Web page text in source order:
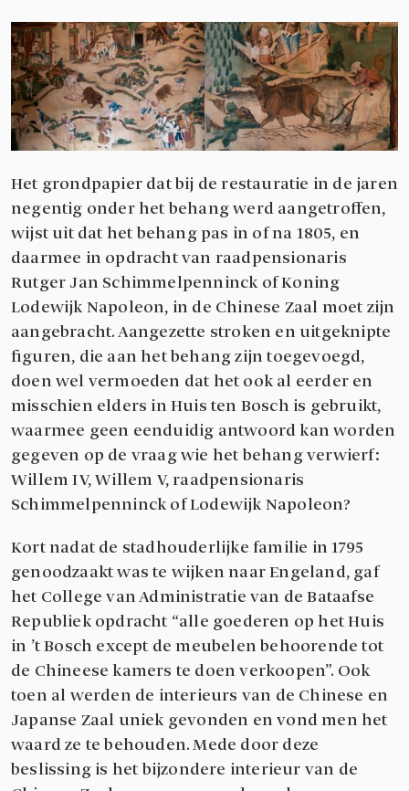
Het grondpapier dat bij de restauratie in de jaren
negentig onder het behang werd aangetroffen,
wijst uit dat het behang pas in of na 1805, en
daarmee in opdracht van raadpensionaris
Rutger Jan Schimmelpenninck of Koning
Lodewijk Napoleon, in de Chinese Zaal moet zijn
aangebracht. Aangezette stroken en uitgeknipte
figuren, die aan het behang zijn toegevoegd,
doen wel vermoeden dat het ook al eerder en
misschien elders in Huis ten Bosch is gebruikt,
waarmee geen eenduidig antwoord kan worden
gegeven op de vraag wie het behang verwierf:
Willem IV, Willem V, raadpensionaris
Schimmelpenninck of Lodewijk Napoleon?
Kort nadat de stadhouderlijke familie in 1795
genoodzaakt was te wijken naar Engeland, gaf
het College van Administratie van de Bataafse
Republiek opdracht “alle goederen op het Huis
in ’t Bosch except de meubelen behoorende tot
de Chineese kamers te doen verkoopen”. Ook
toen al werden de interieurs van de Chinese en
Japanse Zaal uniek gevonden en vond men het
waard ze te behouden. Mede door deze
beslissing is het bijzondere interieur van de